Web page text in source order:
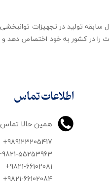
اطلاعات تماس
همین حالا تماس
+989123205417
55253963
+9821-66102081
​​​​​​​+9821-66102084
تجهیزات توانبخشی رهاورد مهر ایرانیان با بیش از 20
را در کشور به خود اختصاص دهد و